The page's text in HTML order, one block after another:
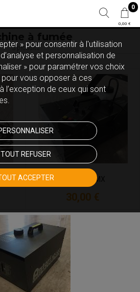
0
0,00 €
3 produits
1500 w - DMX
30,00 €
» pour consentir à l'utilisation
et personnalisation de
» pour paramétrer vos choix
pour vous opposer à ces
l’exception de ceux qui sont
TOUT REFUSER
ACCEPTER